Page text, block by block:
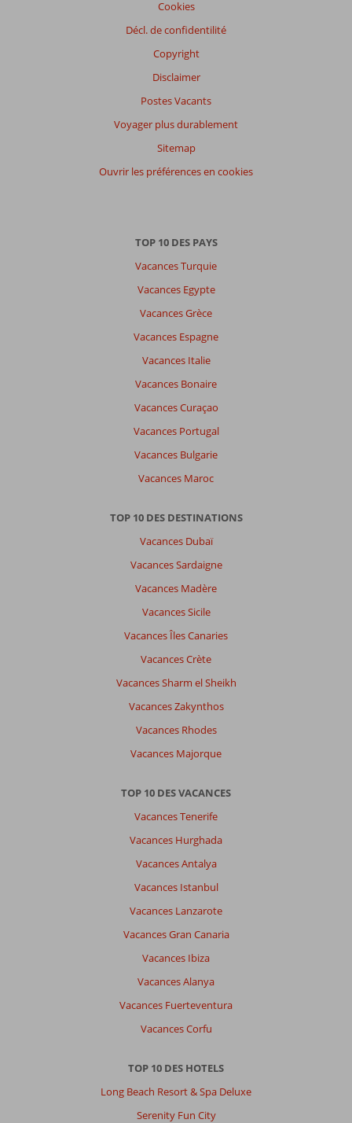
Cookies
Décl. de confidentilité
Copyright
Disclaimer
Postes Vacants
Voyager plus durablement
Sitemap
Ouvrir les préférences en cookies
TOP 10 DES PAYS
Vacances Turquie
Vacances Egypte
Vacances Grèce
Vacances Espagne
Vacances Italie
Vacances Bonaire
Vacances Curaçao
Vacances Portugal
Vacances Bulgarie
Vacances Maroc
TOP 10 DES DESTINATIONS
Vacances Dubaï
Vacances Sardaigne
Vacances Madère
Vacances Sicile
Vacances Îles Canaries
Vacances Crète
Vacances Sharm el Sheikh
Vacances Zakynthos
Vacances Rhodes
Vacances Majorque
TOP 10 DES VACANCES
Vacances Tenerife
Vacances Hurghada
Vacances Antalya
Vacances Istanbul
Vacances Lanzarote
Vacances Gran Canaria
Vacances Ibiza
Vacances Alanya
Vacances Fuerteventura
Vacances Corfu
TOP 10 DES HOTELS
Long Beach Resort & Spa Deluxe
Serenity Fun City